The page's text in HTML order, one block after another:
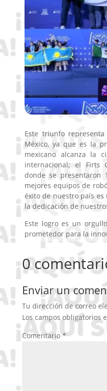
Este triunfo
México, ya que es la
mexicano alcanza la
internacional; el Firts
donde se presentaron
mejores equipos de
éxito de nuestro país
la dedicación de
Este logro es un
prometedor para la
0
Enviar un
Tu dirección de correo
Los campos obligatorios
Comentario*